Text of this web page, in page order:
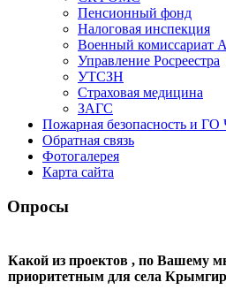
Пенсионный фонд
Налоговая инспекция
Военный комиссариат
Управление Росреестра
УТСЗН
Страховая медицина
ЗАГС
Пожарная безопасность и ГО
Обратная связь
Фотогалерея
Карта сайта
Опросы
Какой из проектов , по Вашему
приоритетным для села